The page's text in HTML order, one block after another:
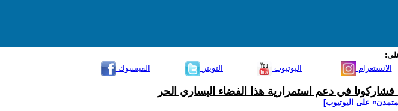
الفيسبوك
التويتر اليوتيوب الانستغرام
فشاركونا في دعم استمرارية هذا الفضاء اليساري الحر
على اليوتيوب]